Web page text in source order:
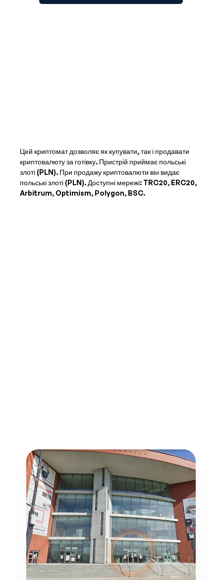
Цей криптомат дозволяє як купувати, так і продавати
криптовалюту за готівку. Пристрій приймає польські
злоті (PLN). При продажу криптовалюти він видає
польські злоті (PLN). Доступні мережі: TRC20, ERC20,
Arbitrum, Optimism, Polygon, BSC.